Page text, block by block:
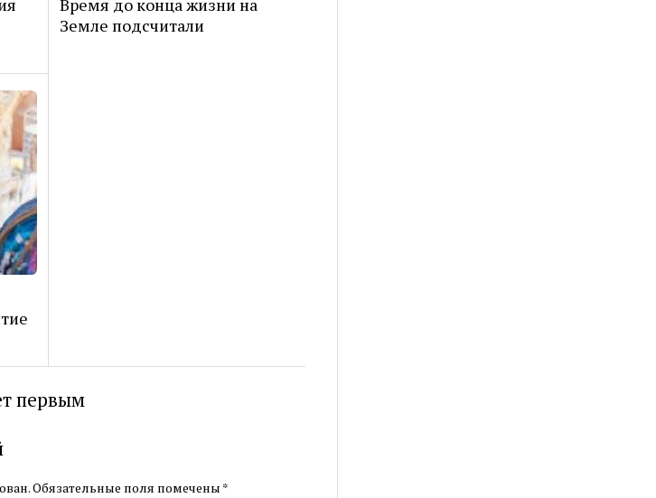
Время до конца жизни на
Земле подсчитали
первым
Обязательные поля помечены *